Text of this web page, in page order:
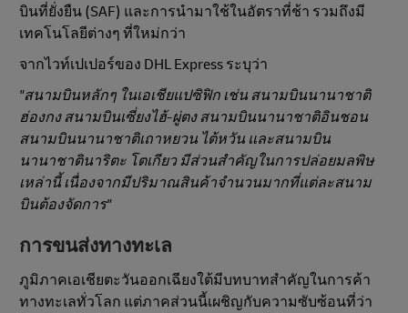
บินที่ยั่งยืน (SAF) และการนำมาใช้ในอัตราที่ช้า รวมถึงมี
เทคโนโลยีต่างๆ ที่ใหม่กว่า
จากไวท์เปเปอร์ของ DHL Express ระบุว่า
"สนามบินหลักๆ ในเอเชียแปซิฟิก เช่น สนามบินนานาชาติ
ฮ่องกง สนามบินเซี่ยงไฮ้-ผู่ตง สนามบินนานาชาติอินชอน
สนามบินนานาชาติเถาหยวน ไต้หวัน และสนามบิน
นานาชาตินาริตะ โตเกียว มีส่วนสําคัญในการปล่อยมลพิษ
เหล่านี้ เนื่องจากมีปริมาณสินค้าจํานวนมากที่แต่ละสนาม
บินต้องจัดการ"
การขนส่งทางทะเล
ภูมิภาคเอเชียตะวันออกเฉียงใต้มีบทบาทสําคัญในการค้า
ทางทะเลทั่วโลก แต่ภาคส่วนนี้เผชิญกับความซับซ้อนที่ว่า